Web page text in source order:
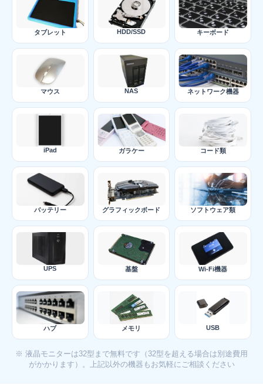
タブレット HDD/SSD キーボード
マウス NAS ネットワーク機器
iPad ガラケー コード類
バッテリー グラフィックボード ソフトウェア類
UPS 基盤 Wi-Fi機器
ハブ メモリ USB
※ 液晶モニターは32型まで無料です（32型を超える場合は別途費用
がかかります）。上記以外の機器もお気軽にご相談ください